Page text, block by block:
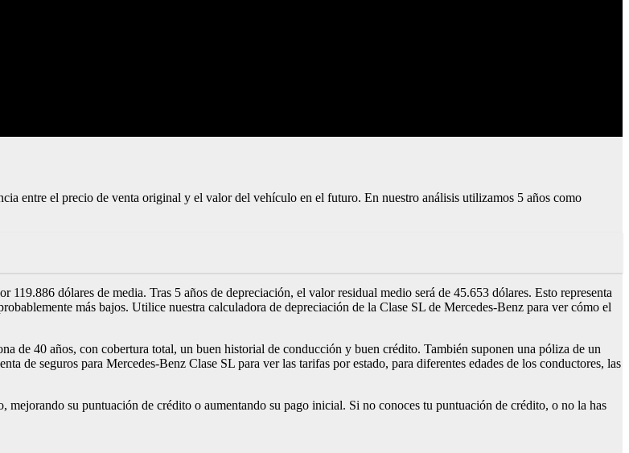
entre el precio de venta original y el valor del vehículo en el futuro. En nuestro análisis utilizamos 5 años como
dólares de media. Tras 5 años de depreciación, el valor residual medio será de 45.653 dólares. Esto representa
más bajos. Utilice nuestra calculadora de depreciación de la Clase SL de Mercedes-Benz para ver cómo el
de 40 años, con cobertura total, un buen historial de conducción y buen crédito. También suponen una póliza de un
de seguros para Mercedes-Benz Clase SL para ver las tarifas por estado, para diferentes edades de los conductores, las
mejorando su puntuación de crédito o aumentando su pago inicial. Si no conoces tu puntuación de crédito, o no la has